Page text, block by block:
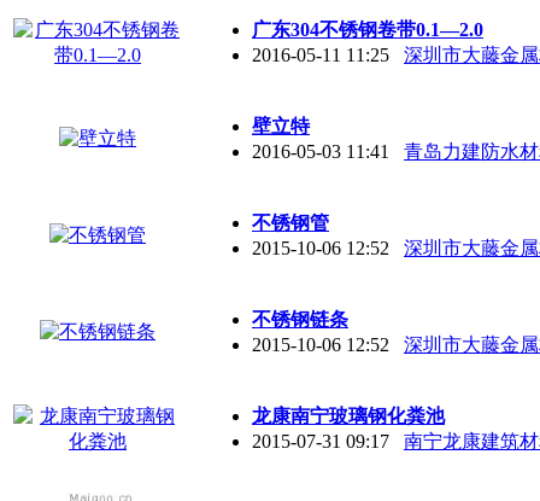
广东304不锈钢卷带0.1—2.0
2016-05-11 11:25
深圳市大藤金
壁立特
2016-05-03 11:41
青岛力建防水
不锈钢管
2015-10-06 12:52
深圳市大藤金
不锈钢链条
2015-10-06 12:52
深圳市大藤金
龙康南宁玻璃钢化粪池
2015-07-31 09:17
南宁龙康建筑